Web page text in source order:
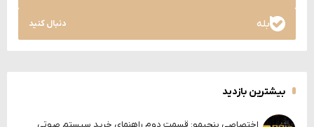
بله دنبال کنید
بیشترین بازدید
اختصاصی بنچیمو: قسمت دوم راهنمای خرید سیستم صوتی